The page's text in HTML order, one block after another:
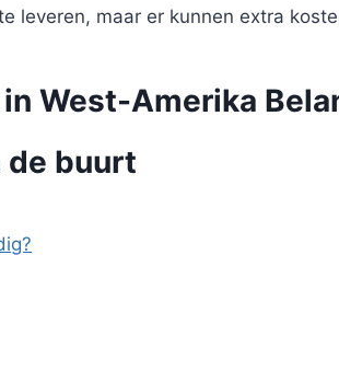
leveren, maar er kunnen extra
West-Amerika
de buurt